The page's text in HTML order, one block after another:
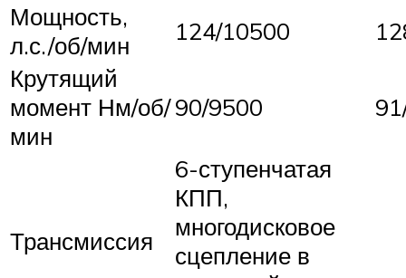
Мощность,
л.с./об/мин
124/10500
Крутящий
момент Нм/об/
мин
90/9500
Трансмиссия
6-ступенчатая
КПП,
многодисковое
сцепление в